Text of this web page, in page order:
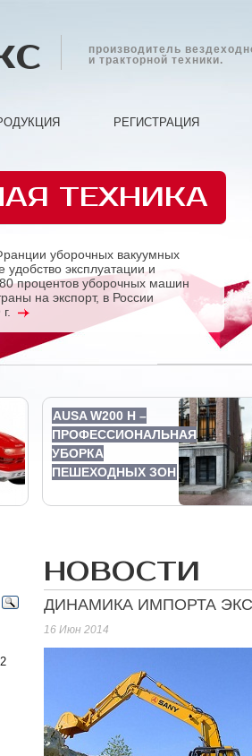
производитель
и тракторной техники.
РЕГИСТРАЦИЯ
ТЕХНИКА
уборочных вакуумных
эксплуатации и
процентов уборочных машин
на экспорт, в России
AUSA W200 H –
ПРОФЕССИОНАЛЬНАЯ
УБОРКА
ПЕШЕХОДНЫХ ЗОН
НОВОСТИ
ДИНАМИКА ИМПОРТА
16 Июн 2014